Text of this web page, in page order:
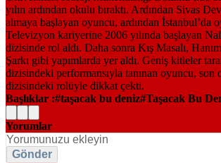
Başlıklar : taşacak bu deniz Taşacak Bu
Yorumlar
Gönder